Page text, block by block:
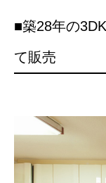
■築28年の
て販売